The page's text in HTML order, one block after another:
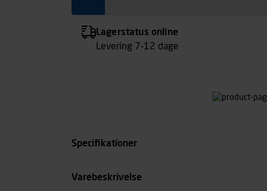
Lagerstatus online
Levering 7-12 dage
Specifikationer
Farve
Varebeskrivelse